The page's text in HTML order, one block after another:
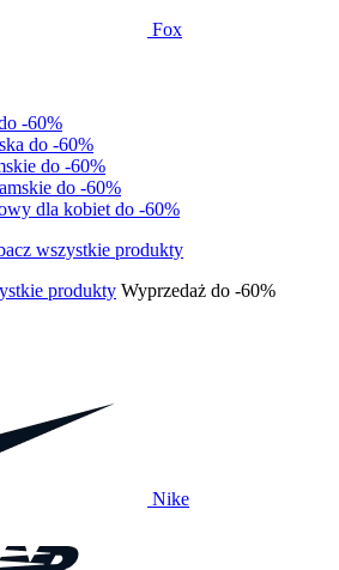
Fox
-60%
do -60%
do -60%
do -60%
dla kobiet do -60%
produkty Wyprzedaż do -60%
Nike